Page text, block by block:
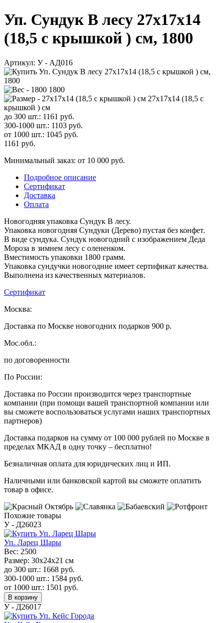
Уп. Сундук В лесу 27х17х14
(18,5 с крышкой ) см, 1800
Артикул: У - АД016
1800
27х17х14 (18,5 с
крышкой ) см
до 300 шт.: 1161 руб.
300-1000 шт.: 1103 руб.
от 1000 шт.: 1045 руб.
1161 руб.
Минимальный заказ: от 10 000 руб.
Подробное описание
Сертификат
Доставка
Оплата
Новогодняя упаковка Сундук В лесу.
Упаковка новогодняя Сундуки (Дерево) пустая без конфет.
В виде сундука. Сундук новогодний с изображением Деда
Мороза в зимнем лесу с олененком.
Вместимость упаковки 1800 грамм.
Упаковка сундучки новогодние имеет сертификат качества.
Выполнена из качественных материалов.
Сертификат
Москва:
Доставка по Москве новогодних подарков 900 р.
Мос.обл.:
по договоренности
По России:
Доставка по России производится через транспортные
компании (при помощи вашей транспортной компании или
вы сможете воспользоваться услугами наших транспортных
партнеров)
Доставка подарков на сумму от 100 000 рублей по Москве в
пределах МКАД в одну точку – бесплатно!
Безналичная оплата для юридических лиц и ИП.
Наличными или банковской картой вы сможете оплатить
товар в офисе.
Похожие товары
У - Д26023
Уп. Ларец Шары
Вес: 2500
Размер: 30х24х21 см
до 300 шт.: 1668 руб.
300-1000 шт.: 1584 руб.
от 1000 шт.: 1501 руб.
В корзину
У - Д26017